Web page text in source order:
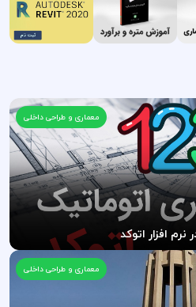
معماری و طراحی داخلی
معماری و طراحی داخلی